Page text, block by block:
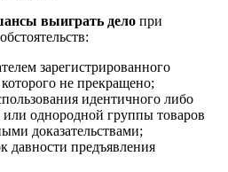
выиграть дело при
зарегистрированного
не прекращено;
идентичного либо
или однородной группы товаров
доказательствами;
давности предъявления